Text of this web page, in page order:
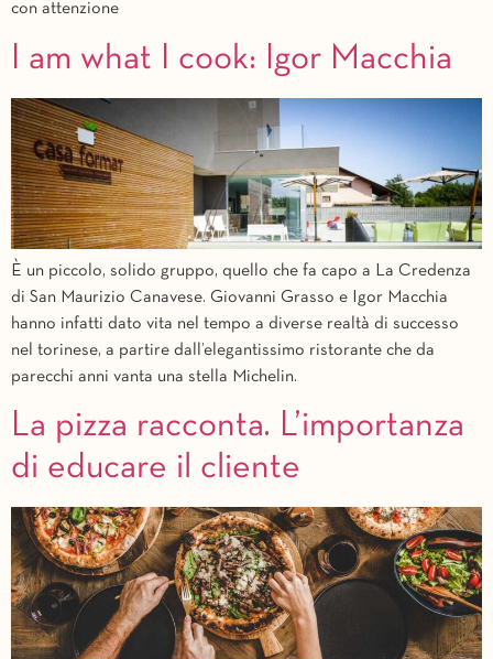
con attenzione
I am what I cook: Igor Macchia
È un piccolo, solido gruppo, quello che fa capo a La Credenza
di San Maurizio Canavese. Giovanni Grasso e Igor Macchia
hanno infatti dato vita nel tempo a diverse realtà di successo
nel torinese, a partire dall’elegantissimo ristorante che da
parecchi anni vanta una stella Michelin.
La pizza racconta. L’importanza
di educare il cliente